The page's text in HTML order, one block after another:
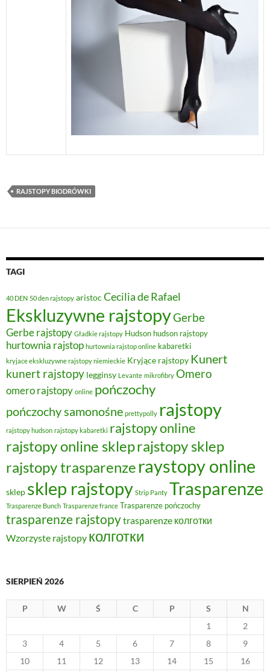
RAJSTOPY BIODRÓWKI
TAGI
40 DEN 50 den rajstopy aristoc Cecilia de Rafael
Ekskluzywne rajstopyGerbe
Gerbe rajstopy Gładkie rajstopy Hudson hudson rajstopy
hurtownia rajstop hurtownia rajstop online kabaretki
kryjace ekskluzywne rajstopy niemieckie Kryjące rajstopy Kunert
kunert rajstopy legginsy Levante mikrofibry Omero
omero rajstopy online pończochy
pończochy samonośne prettypolly rajstopy
rajstopy hudson rajstopy kabaretki rajstopy online
rajstopy online skleprajstopy sklep
rajstopy trasparenze raystopy online
sklep sklep rajstopy Strip Panty Trasparenze
Trasparenze Bunch Trasparenze france Trasparenze pończochy
trasparenze rajstopytrasparenze колготки
Wzorzyste rajstopy колготки
SIERPIEŃ 2026
P W Ś C P S
N
1
2
3
4 5 6 7 8
9
10
11 12 13 14 15
16